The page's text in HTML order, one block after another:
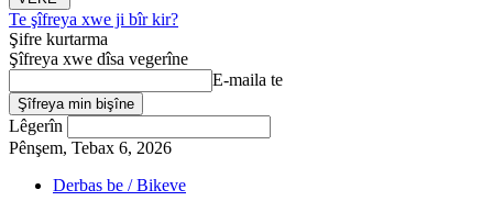
Te şîfreya xwe ji bîr kir?
Şifre kurtarma
Şîfreya xwe dîsa vegerîne
E-maila te
Lêgerîn
Pênşem, Tebax 6, 2026
Derbas be / Bikeve